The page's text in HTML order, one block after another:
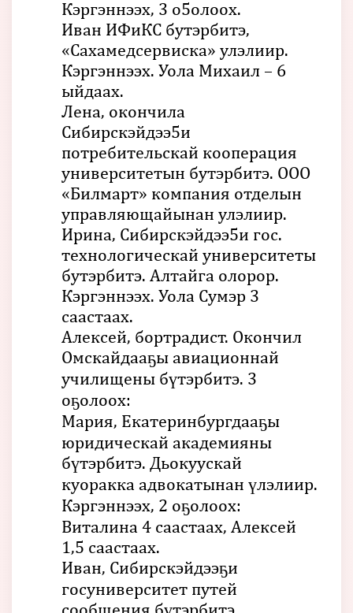
Кэргэннээх, 3 о5олоох.
Иван ИФиКС бутэрбитэ,
«Сахамедсервиска» улэлиир.
Кэргэннээх. Уола Михаил – 6
ыйдаах.
Лена, окончила
Сибирскэйдээ5и
потребительскай кооперация
университетын бутэрбитэ. ООО
«Билмарт» компания отделын
управляющайынан улэлиир.
Ирина, Сибирскэйдээ5и гос.
технологическай университеты
бутэрбитэ. Алтайга олорор.
Кэргэннээх. Уола Сумэр 3
саастаах.
Алексей, бортрадист. Окончил
Омскайдааҕы авиационнай
училищены бүтэрбитэ. 3
оҕолоох:
Мария, Екатеринбургдааҕы
юридическай академияны
бүтэрбитэ. Дьокуускай
куоракка адвокатынан үлэлиир.
Кэргэннээх, 2 оҕолоох:
Виталина 4 саастаах, Алексей
1,5 саастаах.
Иван, Сибирскэйдээҕи
госуниверситет путей